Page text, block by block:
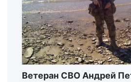
Ветеран СВО Андрей